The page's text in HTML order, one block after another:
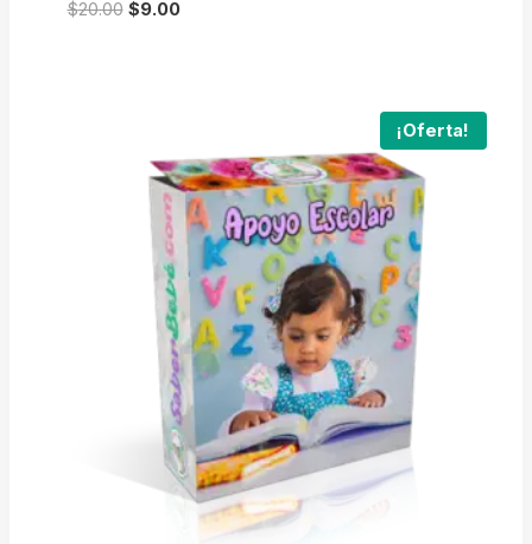
$20.00 Original
$9.00Current
¡Oferta!